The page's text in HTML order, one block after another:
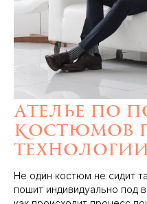
Ателье по
костюмов
технологии
Не один костюм не сидит
пошит индивидуально под